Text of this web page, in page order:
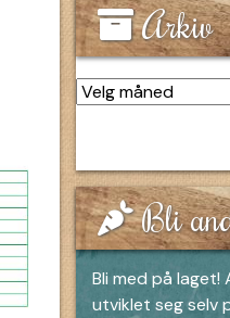
Arkiv
Bli
Bli med på
utviklet seg selv